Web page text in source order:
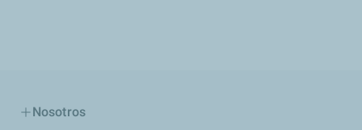
Nosotros